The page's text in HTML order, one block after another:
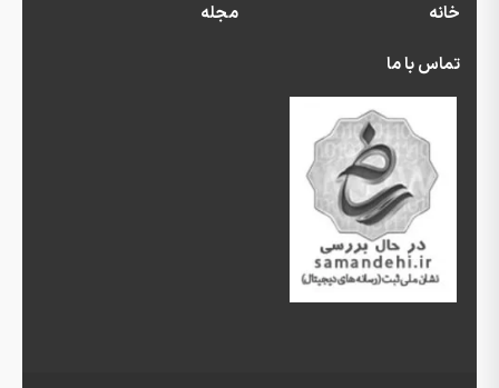
خانه
مجله
تماس با ما